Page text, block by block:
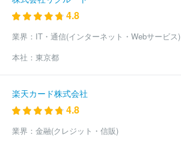
4.8
業界： IT・通信(インターネット・Webサービス)
本社： 東京都
楽天カード株式会社
4.8
業界： 金融(クレジット・信販)